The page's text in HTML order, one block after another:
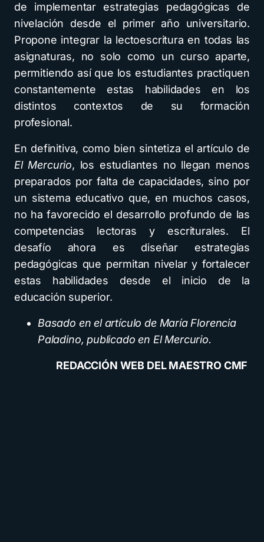
de implementar estrategias pedagógicas de
nivelación desde el primer año universitario.
Propone integrar la lectoescritura en todas las
asignaturas, no solo como un curso aparte,
permitiendo así que los estudiantes practiquen
constantemente estas habilidades en los
distintos contextos de su formación
profesional.
En definitiva, como bien sintetiza el artículo de
El Mercurio, los estudiantes no llegan menos
preparados por falta de capacidades, sino por
un sistema educativo que, en muchos casos,
no ha favorecido el desarrollo profundo de las
competencias lectoras y escriturales. El
desafío ahora es diseñar estrategias
pedagógicas que permitan nivelar y fortalecer
estas habilidades desde el inicio de la
educación superior.
Basado en el artículo de María Florencia
Paladino, publicado en El Mercurio.
REDACCIÓN WEB DEL MAESTRO CMF